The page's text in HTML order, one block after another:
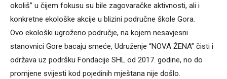
okoliš” u čijem fokusu su bile zagovaračke aktivnosti, ali i
konkretne ekološke akcije u blizini područne škole Gora.
Ovo ekološki ugroženo područje, na kojem nesavjesni
stanovnici Gore bacaju smeće, Udruženje “NOVA ŽENA” čisti i
održava uz podršku Fondacije SHL od 2017. godine, no do
promjene svijesti kod pojedinih mještana nije došlo.